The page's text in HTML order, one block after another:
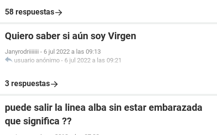
58 respuestas
Quiero saber si aún soy Virgen
Janyrodriiiiiii - 6 jul 2022 a las 09:13
usuario anónimo - 6 jul 2022 a las 09:21
3 respuestas
puede salir la linea alba sin estar embarazada
que significa ??